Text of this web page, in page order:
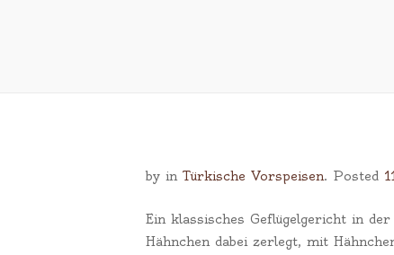
by in Türkische Vorspeisen. Posted
Ein klassisches Geflügelgericht in
Hähnchen dabei zerlegt, mit